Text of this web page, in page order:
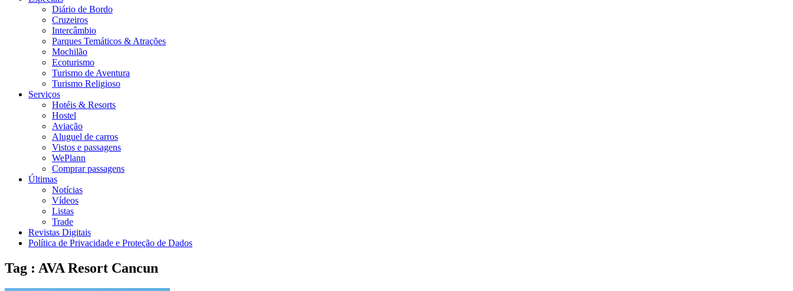
Diário de Bordo
Cruzeiros
Intercâmbio
Parques Temáticos & Atrações
Mochilão
Ecoturismo
Turismo de Aventura
Turismo Religioso
Serviços
Hotéis & Resorts
Hostel
Aviação
Aluguel de carros
Vistos e passagens
WePlann
Comprar passagens
Últimas
Notícias
Vídeos
Listas
Trade
Revistas Digitais
Política de Privacidade e Proteção de Dados
Tag : AVA Resort Cancun